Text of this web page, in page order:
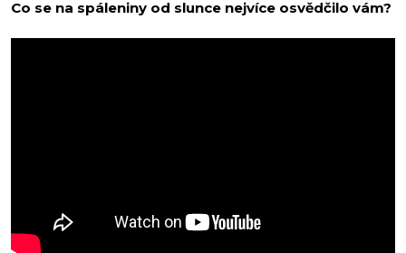
Co se na spáleniny od slunce nejvíce osvědčilo vám?